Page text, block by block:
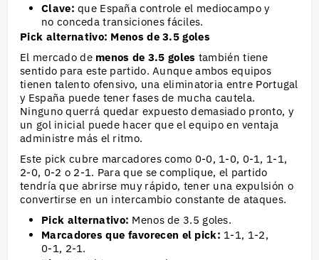
Clave: que España controle el mediocampo y
no conceda transiciones fáciles.
Pick alternativo: Menos de 3.5 goles
El mercado de menos de 3.5 goles también tiene
sentido para este partido. Aunque ambos equipos
tienen talento ofensivo, una eliminatoria entre Portugal
y España puede tener fases de mucha cautela.
Ninguno querrá quedar expuesto demasiado pronto, y
un gol inicial puede hacer que el equipo en ventaja
administre más el ritmo.
Este pick cubre marcadores como 0-0, 1-0, 0-1, 1-1,
2-0, 0-2 o 2-1. Para que se complique, el partido
tendría que abrirse muy rápido, tener una expulsión o
convertirse en un intercambio constante de ataques.
Pick alternativo: Menos de 3.5 goles.
Marcadores que favorecen el pick: 1-1, 1-2,
0-1, 2-1.